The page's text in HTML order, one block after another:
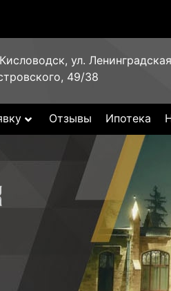
ул.
49/38
Отзывы Ипотека